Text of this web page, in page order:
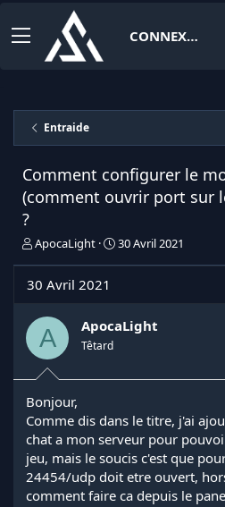
CONNEXION
Entraide
Comment configurer le
(comment ouvrir port sur
?
I
t
a
e
u
d
e
l
d
i
s
ApocaLight
D
e
30 Avril 2021
30 Avril 2021
A ApocaLight
Têtard
Bonjour,
Comme dis dans le titre, j'ai
chat a mon serveur pour
jeu, mais le soucis c'est que
24454/udp doit etre ouvert,
comment faire ca depuis le